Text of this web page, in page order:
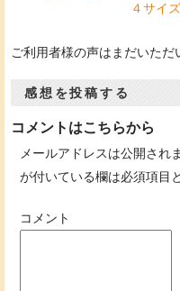
４サイ
ご利用者様の声はまだいただ
感想を投稿する
コメントはこちらから
メールアドレスは公開され
が付いている欄は必須項目
コメント